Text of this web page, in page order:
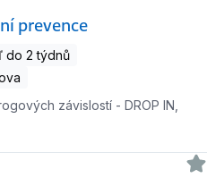
prevence
do 2 týdnů
závislostí - DROP IN,